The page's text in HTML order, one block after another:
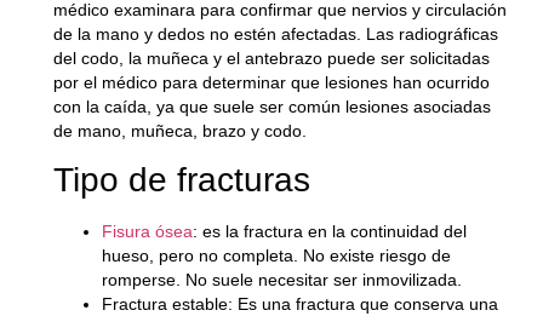
médico examinara para confirmar que nervios y circulación
de la mano y dedos no estén afectadas. Las radiográficas
del codo, la muñeca y el antebrazo puede ser solicitadas
por el médico para determinar que lesiones han ocurrido
con la caída, ya que suele ser común lesiones asociadas
de mano, muñeca, brazo y codo.
Tipo de fracturas
Fisura ósea: es la fractura en la continuidad del
hueso, pero no completa. No existe riesgo de
romperse. No suele necesitar ser inmovilizada.
Fractura estable: Es una fractura que conserva una